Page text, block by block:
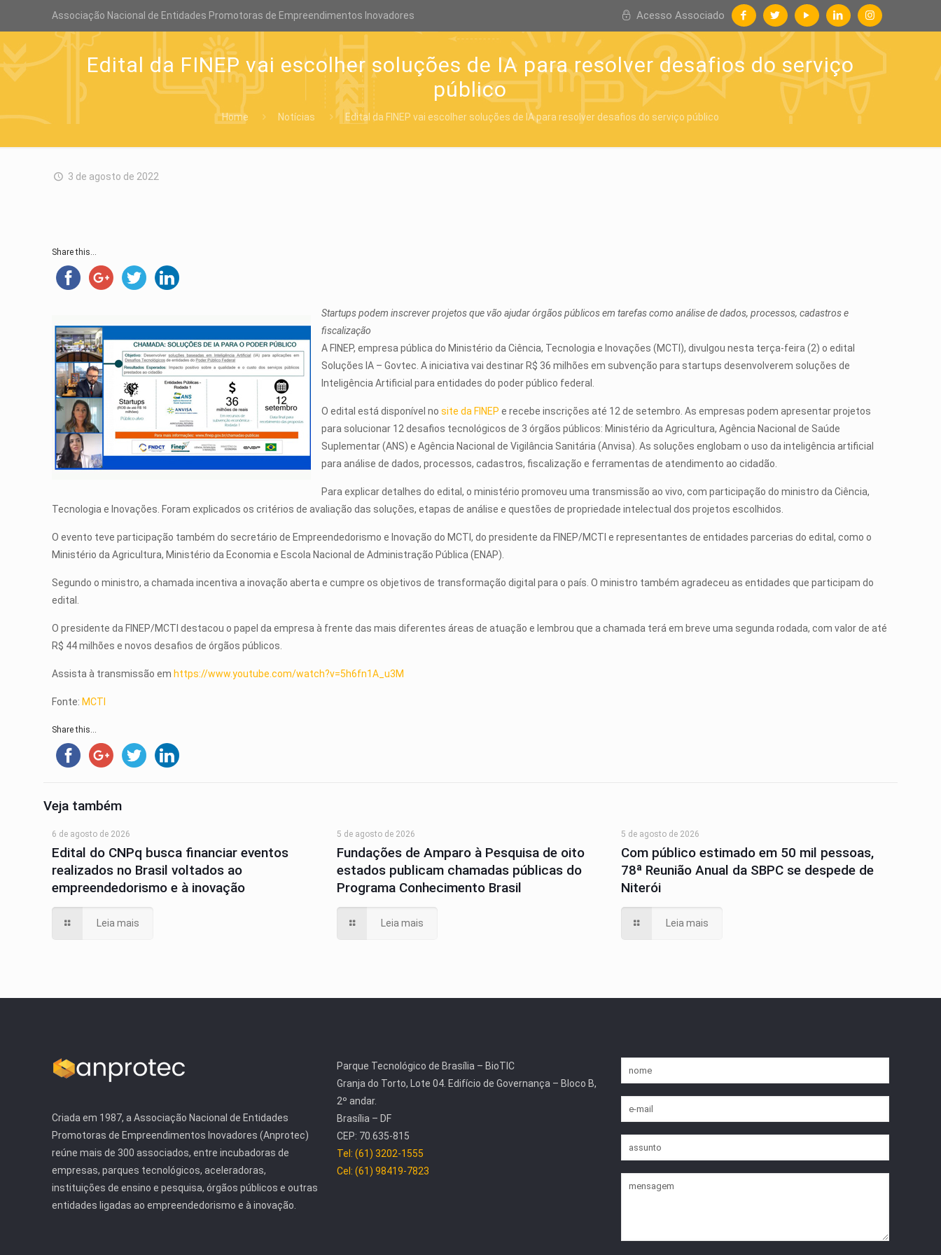
Associação Nacional de Entidades Promotoras de Empreendimentos Inovadores Acesso Associado
Edital da FINEP vai escolher soluções de IA para resolver desafios do serviço
público
Home Notícias Edital da FINEP vai escolher soluções de IA para resolver desafios do serviço público
3 de agosto de 2022
Share this...
Startups podem inscrever projetos que vão ajudar órgãos públicos em tarefas como análise de dados, processos, cadastros e
fiscalização
A FINEP, empresa pública do Ministério da Ciência, Tecnologia e Inovações (MCTI), divulgou nesta terça-feira (2) o edital
Soluções IA – Govtec. A iniciativa vai destinar R$ 36 milhões em subvenção para startups desenvolverem soluções de
Inteligência Artificial para entidades do poder público federal.
O edital está disponível nosite da FINEP e recebe inscrições até 12 de setembro. As empresas podem apresentar projetos
para solucionar 12 desafios tecnológicos de 3 órgãos públicos: Ministério da Agricultura, Agência Nacional de Saúde
Suplementar (ANS) e Agência Nacional de Vigilância Sanitária (Anvisa). As soluções englobam o uso da inteligência artificial
para análise de dados, processos, cadastros, fiscalização e ferramentas de atendimento ao cidadão.
Para explicar detalhes do edital, o ministério promoveu uma transmissão ao vivo, com participação do ministro da Ciência,
Tecnologia e Inovações. Foram explicados os critérios de avaliação das soluções, etapas de análise e questões de propriedade intelectual dos projetos escolhidos.
O evento teve participação também do secretário de Empreendedorismo e Inovação do MCTI, do presidente da FINEP/MCTI e representantes de entidades parcerias do edital, como o
Ministério da Agricultura, Ministério da Economia e Escola Nacional de Administração Pública (ENAP).
Segundo o ministro, a chamada incentiva a inovação aberta e cumpre os objetivos de transformação digital para o país. O ministro também agradeceu as entidades que participam do
edital.
O presidente da FINEP/MCTI destacou o papel da empresa à frente das mais diferentes áreas de atuação e lembrou que a chamada terá em breve uma segunda rodada, com valor de até
R$ 44 milhões e novos desafios de órgãos públicos.
Assista à transmissão em https://www.youtube.com/watch?v=5h6fn1A_u3M
Fonte: MCTI
Share this...
Veja também
6 de agosto de 2026
Edital do CNPq busca financiar eventos
realizados no Brasil voltados ao
empreendedorismo e à inovação
Leia mais
5 de agosto de 2026
Fundações de Amparo à Pesquisa de oito
estados publicam chamadas públicas do
Programa Conhecimento Brasil
Leia mais
5 de agosto de 2026
Com público estimado em 50 mil pessoas,
78ª Reunião Anual da SBPC se despede de
Niterói
Leia mais
Criada em 1987, a Associação Nacional de Entidades
Promotoras de Empreendimentos Inovadores (Anprotec)
reúne mais de 300 associados, entre incubadoras de
empresas, parques tecnológicos, aceleradoras,
instituições de ensino e pesquisa, órgãos públicos e outras
entidades ligadas ao empreendedorismo e à inovação.
Parque Tecnológico de Brasília – BioTIC
Granja do Torto, Lote 04. Edifício de Governança – Bloco B,
2º andar.
Brasília – DF
CEP: 70.635-815
Tel: (61) 3202-1555
Cel: (61) 98419-7823